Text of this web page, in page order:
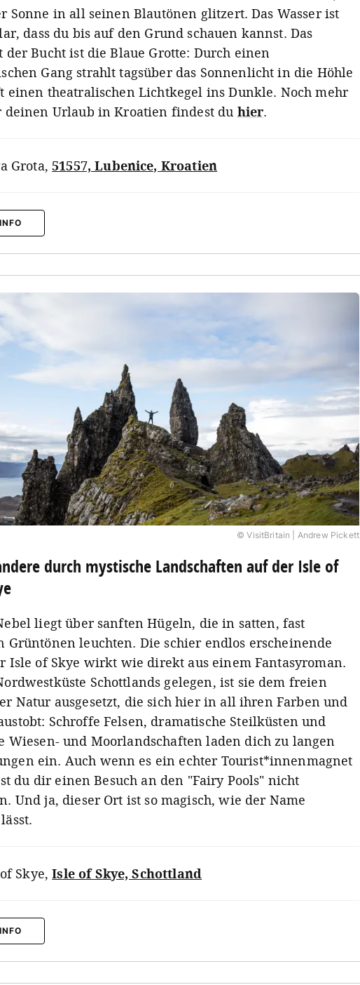
Sonne in all seinen Blautönen glitzert. Das Wasser ist
dass du bis auf den Grund schauen kannst. Das
der Bucht ist die Blaue Grotte: Durch einen
Gang strahlt tagsüber das Sonnenlicht in die Höhle
theatralischen Lichtkegel ins Dunkle. Noch mehr
deinen Urlaub in Kroatien findest du hier.
Grota,51557, Lubenice, Kroatien
© VisitBritain | Andrew Pickett
durch mystische Landschaften auf der Isle of
liegt über sanften Hügeln, die in satten, fast
Grüntönen leuchten. Die schier endlos erscheinende
Isle of Skye wirkt wie direkt aus einem Fantasyroman.
Schottlands gelegen, ist sie dem freien
Natur ausgesetzt, die sich hier in all ihren Farben und
Schroffe Felsen, dramatische Steilküsten und
Wiesen- und Moorlandschaften laden dich zu langen
ein. Auch wenn es ein echter Tourist*innenmagnet
du dir einen Besuch an den "Fairy Pools" nicht
Und ja, dieser Ort ist so magisch, wie der Name
Skye,Isle of Skye, Schottland